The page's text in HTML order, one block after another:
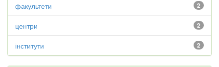
2
факультети
2
центри
2
інститути